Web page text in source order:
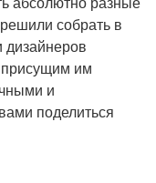
собрать в
дизайнеров
присущим им
и
поделиться